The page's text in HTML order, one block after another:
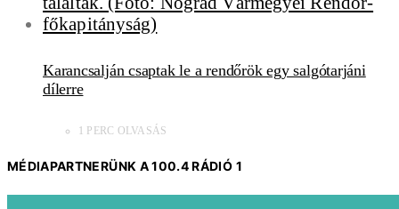
Karancsalján csaptak le a rendőrök egy salgótarjáni
dílerre
1 PERC OLVASÁS
MÉDIAPARTNERÜNK A 100.4 RÁDIÓ 1